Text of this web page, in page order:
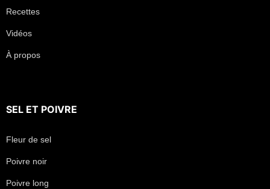
Recettes
Vidéos
À propos
SEL ET POIVRE
Fleur de sel
Poivre noir
Poivre long